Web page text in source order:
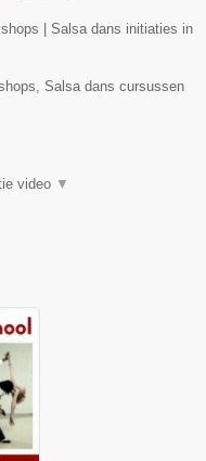
| Salsa dans initiaties in
Salsa dans cursussen
video ▼